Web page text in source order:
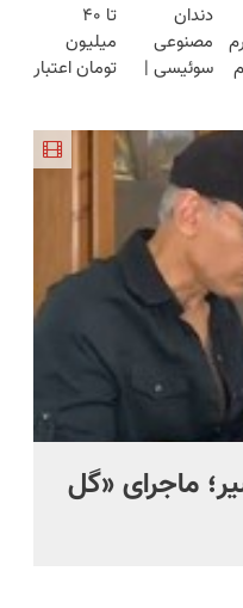
کن!😍
فقط امروز
حراج شد🔥
پرداخت
دندان
مصنوعی
سوئیسی |
طبیعی!
ویزیت
رایگان+پرداخت
اقساطی😍
تا ۴۰
میلیون
تومان اعتبار
دریافت کن
ماجرای «گل